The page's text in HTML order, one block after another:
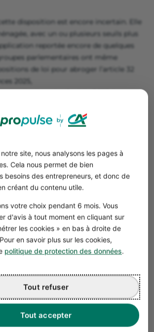
site, nous analysons les pages à
Cela nous permet de bien
besoins des entrepreneurs, et donc de
créant du contenu utile.
votre choix pendant 6 mois. Vous
d'avis à tout moment en cliquant sur
les cookies » en bas à droite de
en savoir plus sur les cookies,
politique de protection des données.
Tout accepter
Tout refuser
disposition est encore incertain. Elle
avec un ou plusieurs seuils plus
reportée encore de quelques
parlementaires ont même
de loi pour abroger l’article 32
2025,
moins jusqu'au 1er juin 2025, la
de TVA
gratuitement notre
micro-entreprise